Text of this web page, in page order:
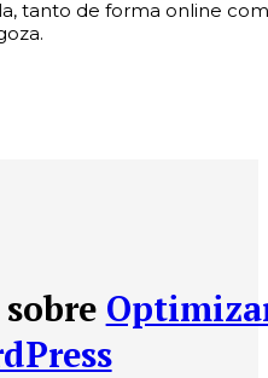
tanto de forma online